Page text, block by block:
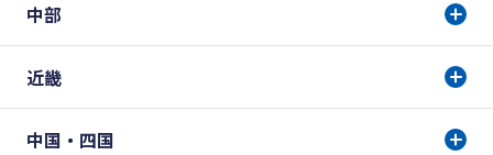
中部
近畿
中国・四国